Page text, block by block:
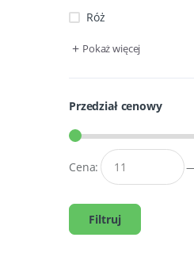
Róż
+ Pokaż więcej
Przedział cenowy
Cena:
Filtruj